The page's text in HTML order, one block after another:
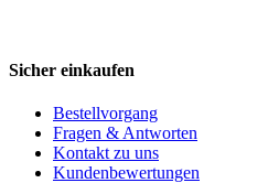
Sicher einkaufen
Bestellvorgang
Fragen & Antworten
Kontakt zu uns
Kundenbewertungen